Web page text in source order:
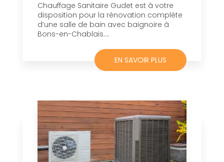
Chauffage Sanitaire Gudet est à votre
disposition pour la rénovation complète
d’une salle de bain avec baignoire à
Bons-en-Chablais....
EN SAVOIR PLUS